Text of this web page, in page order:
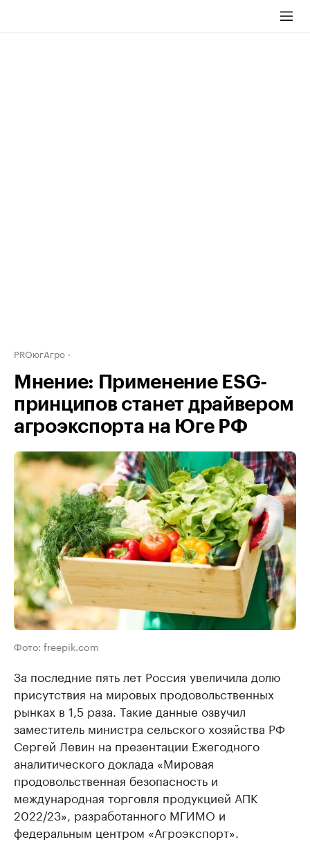
PROюгАгро
Мнение: Применение ESG-
принципов станет драйвером
агроэкспорта на Юге РФ
Фото: freepik.com
За последние пять лет Россия увеличила долю
присутствия на мировых продовольственных
рынках в 1,5 раза. Такие данные озвучил
заместитель министра сельского хозяйства РФ
Сергей Левин на презентации Ежегодного
аналитического доклада «Мировая
продовольственная безопасность и
международная торговля продукцией АПК
2022/23», разработанного МГИМО и
федеральным центром «Агроэкспорт».